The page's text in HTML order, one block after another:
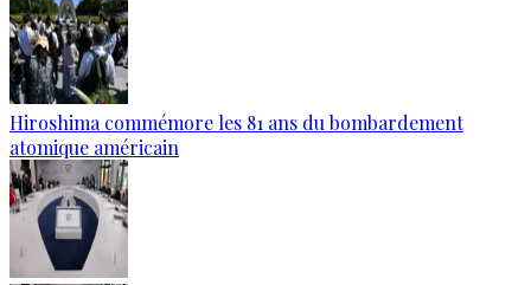
Hiroshima commémore les 81 ans du bombardement
atomique américain